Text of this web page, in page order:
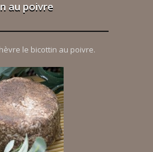
au poivre
le bicottin au poivre.